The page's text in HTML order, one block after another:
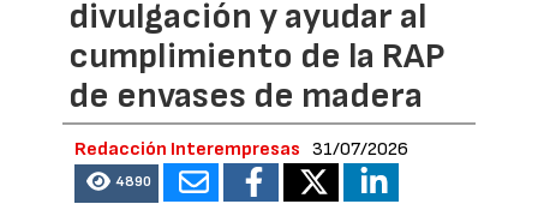
divulgación y ayudar al
cumplimiento de la RAP
de envases de madera
Redacción Interempresas 31/07/2026
4890